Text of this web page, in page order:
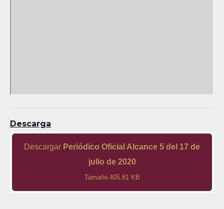
Descarga
Descargar Periódico Oficial Alcance 5 del 17 de
julio de 2020
Tamaño 405.81 KB